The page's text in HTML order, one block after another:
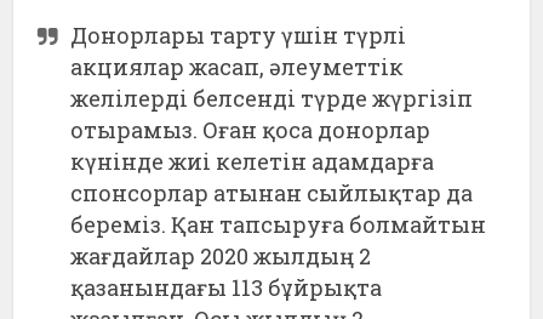
Донорлары тарту үшін түрлі
акциялар жасап, әлеуметтік
желілерді белсенді түрде жүргізіп
отырамыз. Оған қоса донорлар
күнінде жиі келетін адамдарға
спонсорлар атынан сыйлықтар да
береміз. Қан тапсыруға болмайтын
жағдайлар 2020 жылдың 2
қазанындағы 113 бұйрықта